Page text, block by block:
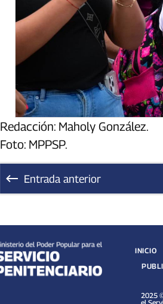
Redacción: Maholy González.
Foto: MPPSP.
Entrada anterior
INICIO
2025